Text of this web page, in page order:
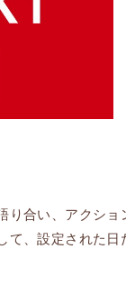
り合い、アクショ
て、設定された日